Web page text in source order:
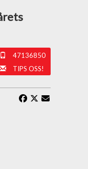
47136850
TIPS OSS!